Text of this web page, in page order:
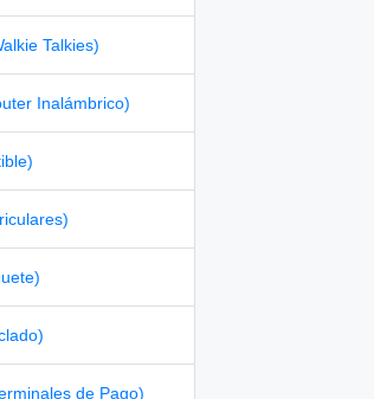
Talkies)
Inalámbrico)
de Pago)